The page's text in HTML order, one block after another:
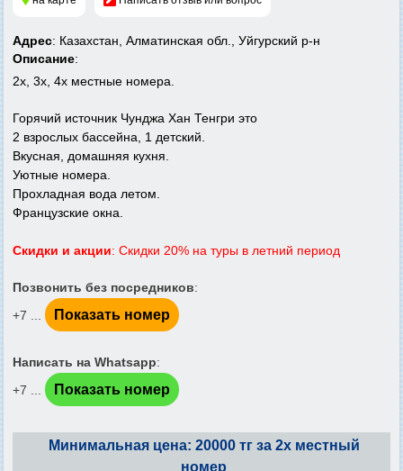
Адрес: Казахстан, Алматинская обл., Уйгурский р-н
Описание:
2х, 3х, 4х местные номера.
Горячий источник Чунджа Хан Тенгри это
2 взрослых бассейна, 1 детский.
Вкусная, домашняя кухня.
Уютные номера.
Прохладная вода летом.
Французские окна.
Скидки и акции: Скидки 20% на туры в летний период
Позвонить без посредников:
+7 ...
Показать номер
Написать на Whatsapp:
+7 ...
Показать номер
Минимальная цена: 20000 тг за 2х местный
номер